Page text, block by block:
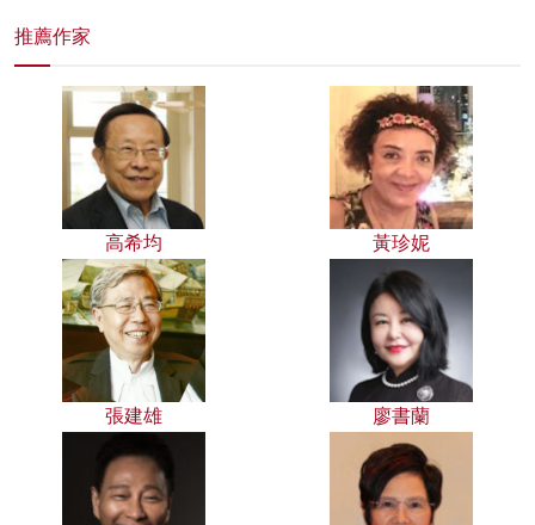
推薦作家
高希均 黃珍妮
張建雄 廖書蘭